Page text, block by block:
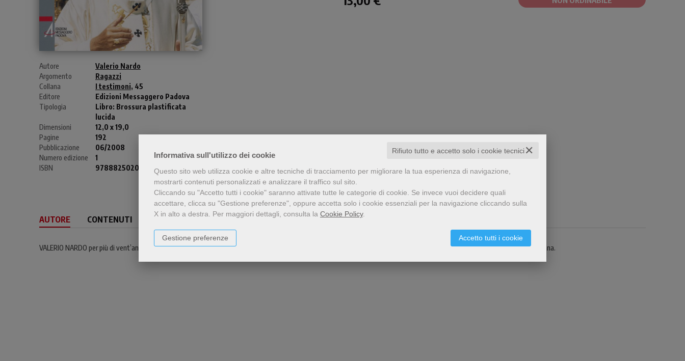
Informativa sull'utilizzo dei cookie ✕
Rifiuto tutto e accetto solo i cookie tecnici
Questo sito web utilizza cookie e altre tecniche di tracciamento per migliorare la tua esperienza di navigazione,
mostrarti contenuti personalizzati e analizzare il traffico sul sito.
Cliccando su "Accetto tutti i cookie" saranno attivate tutte le categorie di cookie. Se invece vuoi decidere quali
accettare, clicca su "Gestione preferenze", oppure accetta solo i cookie essenziali per la navigazione cliccando sulla
X in alto a destra. Per maggiori dettagli, consulta la Cookie Policy.
Accetto tutti i cookie
Gestione preferenze
Autore
Valerio Nardo
Argomento
Ragazzi
Collana
I testimoni, 45
Editore
Edizioni Messaggero Padova
Tipologia
Libro: Brossura plastificata
lucida
Dimensioni
12,0 x 19,0
Pagine
192
Pubblicazione
06/2008
Numero edizione
1
ISBN
9788825020380
AUTORE CONTENUTI
VALERIO NARDO per più di vent’anni ha svolto il suo ministero sacerdotale, come parroco, nella periferia della Capitale. Ora è chiamato ad altri servizi pastorali nella Curia vaticana.